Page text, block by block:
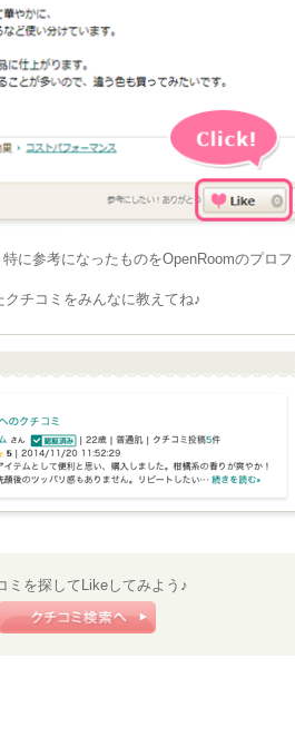
に参考になったものをOpenRoomのプロ
チコミをみんなに教えてね♪
ミを探してLikeしてみよう♪